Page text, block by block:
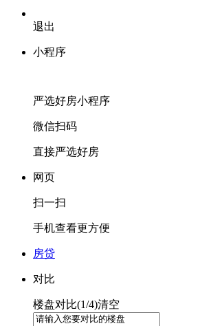
退出
小程序
严选好房小程序
微信扫码
直接严选好房
网页
扫一扫
手机查看更方便
房贷
对比
楼盘对比(1/4)清空